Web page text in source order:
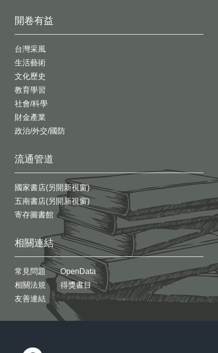
開卷有益
台灣采風
生活藝術
文化歷史
教育學習
社會/科學
財金產業
政治/外交/國防
流通管道
國家書店(另開新視窗)
五南書店(另開新視窗)
寄存圖書館
相關連結
常見問題
相關法規
友善連結
OpenData
得獎書目